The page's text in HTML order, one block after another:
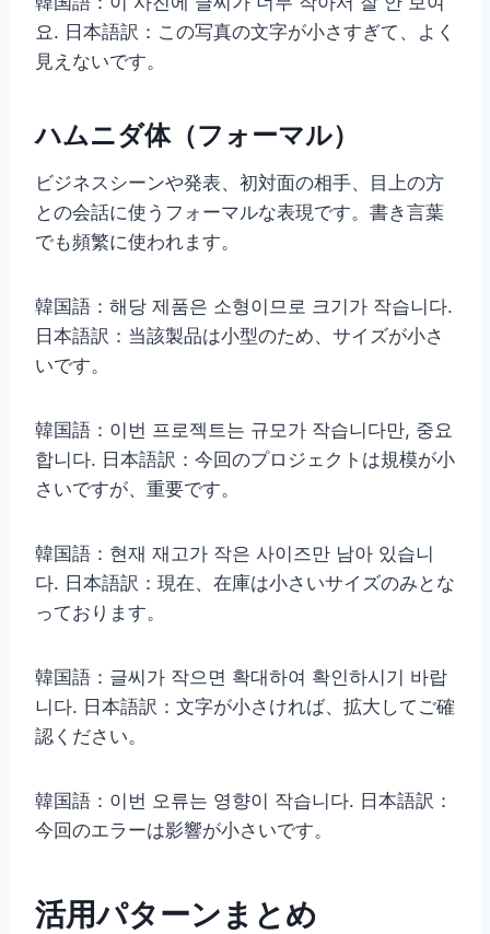
요. 日本語訳：この写真の文字が小さすぎて、よく
見えないです。
ハムニダ体（フォーマル）
ビジネスシーンや発表、初対面の相手、目上の方
との会話に使うフォーマルな表現です。書き言葉
でも頻繁に使われます。
韓国語：해당 제품은 소형이므로 크기가 작습니다.
日本語訳：当該製品は小型のため、サイズが小さ
いです。
韓国語：이번 프로젝트는 규모가 작습니다만, 중요
합니다. 日本語訳：今回のプロジェクトは規模が小
さいですが、重要です。
韓国語：현재 재고가 작은 사이즈만 남아 있습니
다. 日本語訳：現在、在庫は小さいサイズのみとな
っております。
韓国語：글씨가 작으면 확대하여 확인하시기 바랍
니다. 日本語訳：文字が小さければ、拡大してご確
認ください。
韓国語：이번 오류는 영향이 작습니다. 日本語訳：
今回のエラーは影響が小さいです。
活用パターンまとめ